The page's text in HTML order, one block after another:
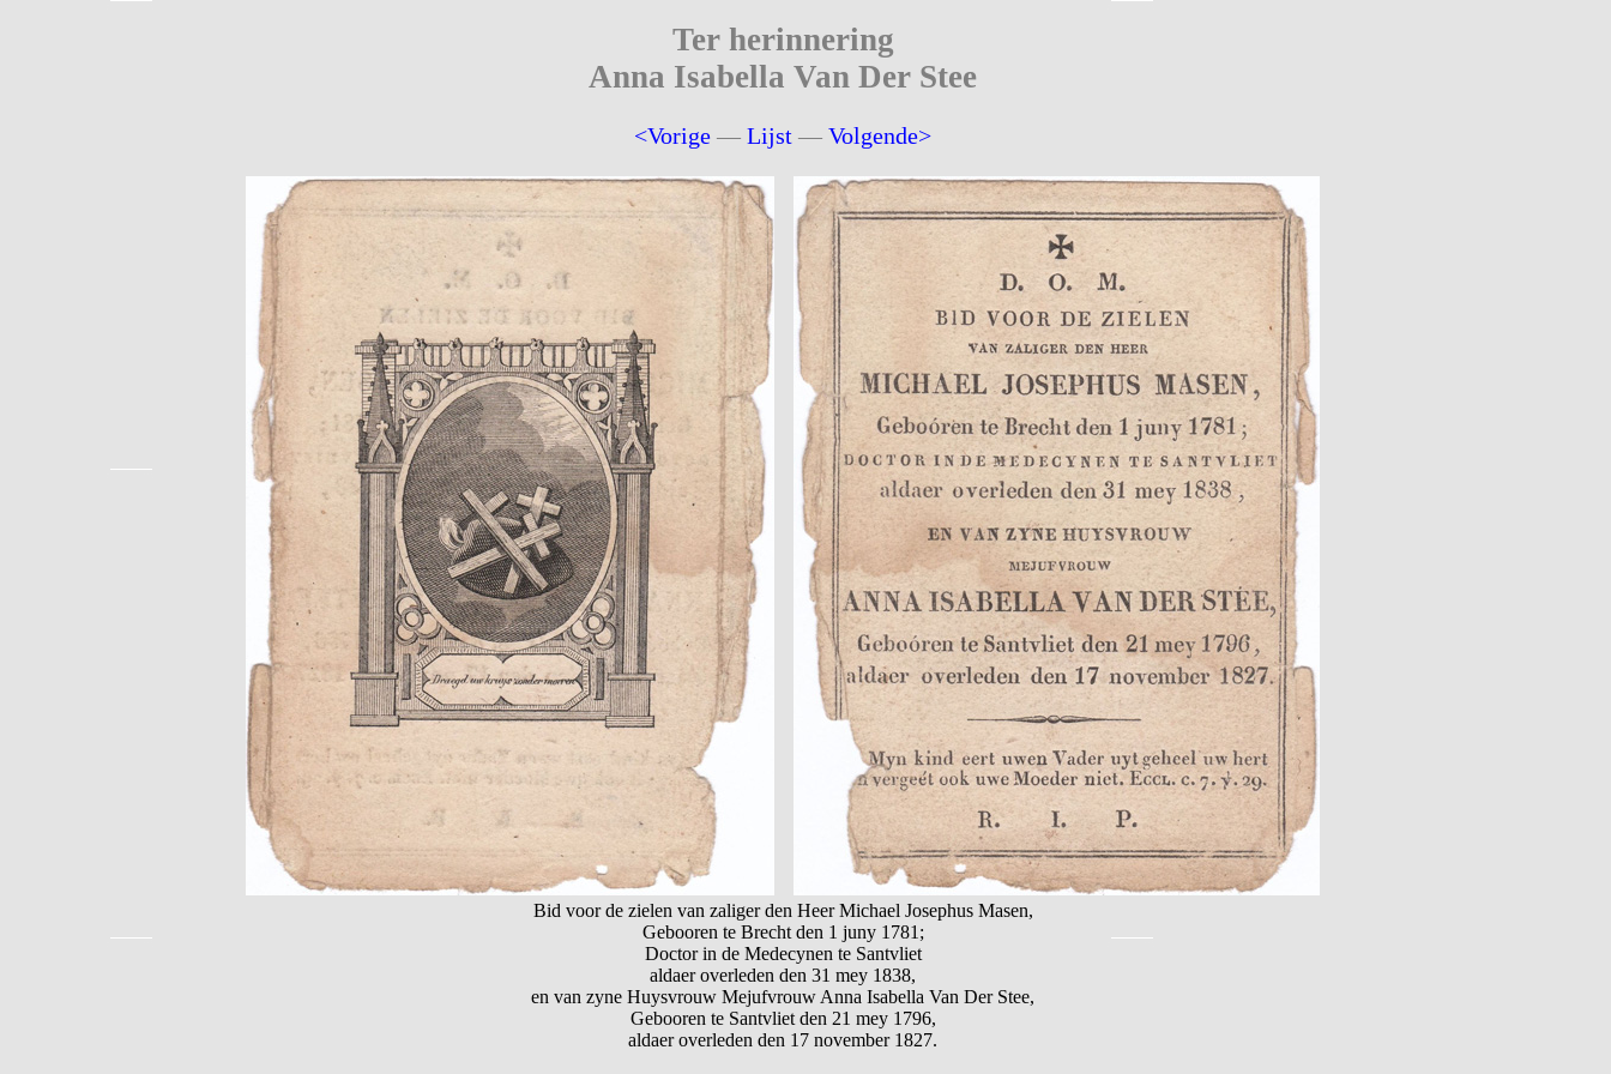
Ter herinnering
Anna Isabella Van Der Stee
<Vorige —Lijst —Volgende>
Bid voor de zielen van zaliger den Heer Michael Josephus Masen,
Gebooren te Brecht den 1 juny 1781;
Doctor in de Medecynen te Santvliet
aldaer overleden den 31 mey 1838,
en van zyne Huysvrouw Mejufvrouw Anna Isabella Van Der Stee,
Gebooren te Santvliet den 21 mey 1796,
aldaer overleden den 17 november 1827.